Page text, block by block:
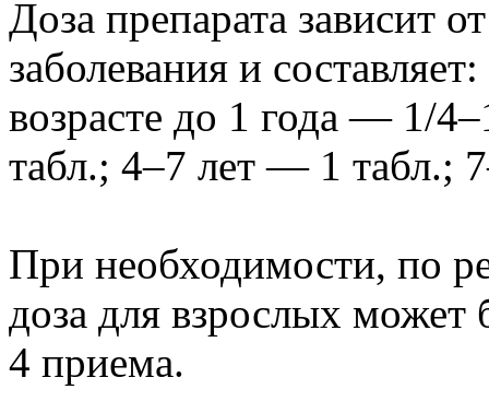
Доза препарата зависит
заболевания и
возрасте до 1 года — 1/
табл.; 4–7 лет — 1 табл.;
При необходимости, по
доза для взрослых может
4 приема.